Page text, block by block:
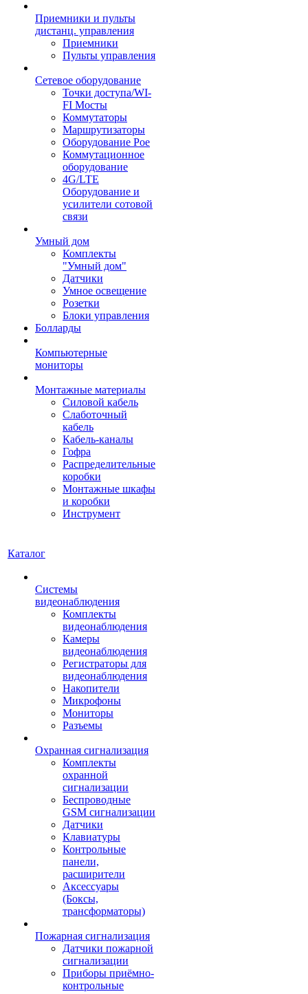
Приемники и пульты
дистанц. управления
Приемники
Пульты управления
Сетевое оборудование
Точки доступа/WI-
FI Мосты
Коммутаторы
Маршрутизаторы
Оборудование Poe
Коммутационное
оборудование
4G/LTE
Оборудование и
усилители сотовой
связи
Умный дом
Комплекты
"Умный дом"
Датчики
Умное освещение
Розетки
Блоки управления
Болларды
Компьютерные
мониторы
Монтажные материалы
Силовой кабель
Слаботочный
кабель
Кабель-каналы
Гофра
Распределительные
коробки
Монтажные шкафы
и коробки
Инструмент
Каталог
Системы
видеонаблюдения
Комплекты
видеонаблюдения
Камеры
видеонаблюдения
Регистраторы для
видеонаблюдения
Накопители
Микрофоны
Мониторы
Разъемы
Охранная сигнализация
Комплекты
охранной
сигнализации
Беспроводные
GSM сигнализации
Датчики
Клавиатуры
Контрольные
панели,
расширители
Аксессуары
(Боксы,
трансформаторы)
Пожарная сигнализация
Датчики пожарной
сигнализации
Приборы приёмно-
контрольные